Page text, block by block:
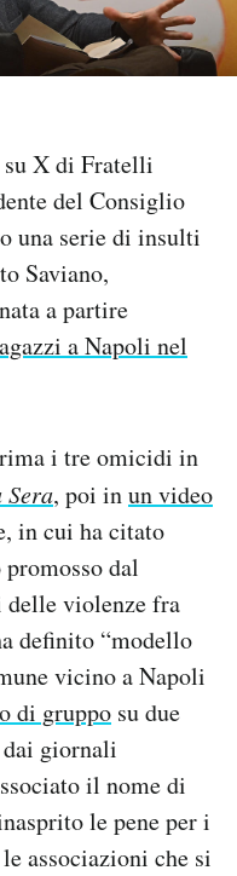
su X di Fratelli
del Consiglio
una serie di insulti
Saviano,
a partire
a Napoli nel
i tre omicidi in
, poi inun video
in cui ha citato
dal
violenze fra
definito “modello
vicino a Napoli
di gruppo su due
giornali
il nome di
le pene per i
associazioni che si